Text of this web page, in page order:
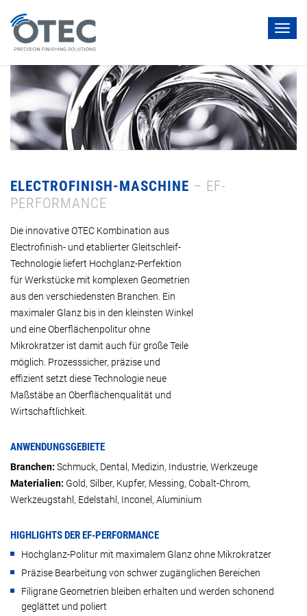
ELECTROFINISH-MASCHINE – EF-
PERFORMANCE
Die innovative OTEC Kombination aus
Electrofinish- und etablierter Gleitschleif-
Technologie liefert Hochglanz-Perfektion
für Werkstücke mit komplexen Geometrien
aus den verschiedensten Branchen. Ein
maximaler Glanz bis in den kleinsten Winkel
und eine Oberflächenpolitur ohne
Mikrokratzer ist damit auch für große Teile
möglich. Prozesssicher, präzise und
effizient setzt diese Technologie neue
Maßstäbe an Oberflächenqualität und
Wirtschaftlichkeit.
ANWENDUNGSGEBIETE
Branchen: Schmuck, Dental, Medizin, Industrie, Werkzeuge
Materialien: Gold, Silber, Kupfer, Messing, Cobalt-Chrom,
Werkzeugstahl, Edelstahl, Inconel, Aluminium
HIGHLIGHTS DER EF-PERFORMANCE
Hochglanz-Politur mit maximalem Glanz ohne Mikrokratzer
Präzise Bearbeitung von schwer zugänglichen Bereichen
Filigrane Geometrien bleiben erhalten und werden schonend
geglättet und poliert